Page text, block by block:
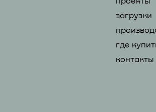
загрузки
где
контакты